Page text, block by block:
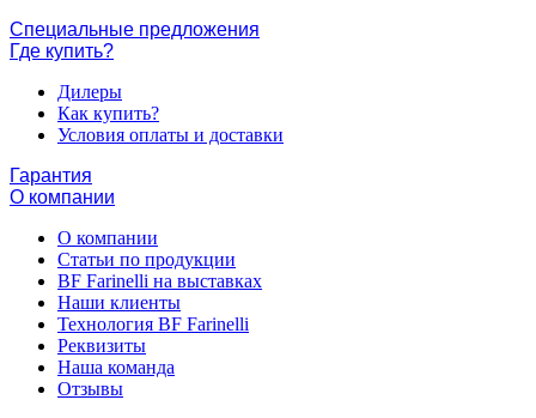
Специальные предложения
Где купить?
Дилеры
Как купить?
Условия оплаты и доставки
Гарантия
О компании
О компании
Статьи по продукции
BF Farinelli на выставках
Наши клиенты
Технология BF Farinelli
Реквизиты
Наша команда
Отзывы